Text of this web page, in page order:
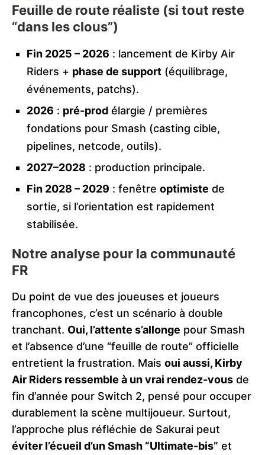
Feuille de route réaliste (si tout reste
“dans les clous”)
Fin 2025 – 2026 : lancement de Kirby Air
Riders + phase de support (équilibrage,
événements, patchs).
2026 : pré-prod élargie / premières
fondations pour Smash (casting cible,
pipelines, netcode, outils).
2027–2028 : production principale.
Fin 2028 – 2029 : fenêtre optimiste de
sortie, si l’orientation est rapidement
stabilisée.
Notre analyse pour la communauté
FR
Du point de vue des joueuses et joueurs
francophones, c’est un scénario à double
tranchant. Oui, l’attente s’allonge pour Smash
et l’absence d’une “feuille de route” officielle
entretient la frustration. Mais oui aussi, Kirby
Air Riders ressemble à un vrai rendez-vous de
fin d’année pour Switch 2, pensé pour occuper
durablement la scène multijoueur. Surtout,
l’approche plus réfléchie de Sakurai peut
éviter l’écueil d’un Smash “Ultimate-bis” et